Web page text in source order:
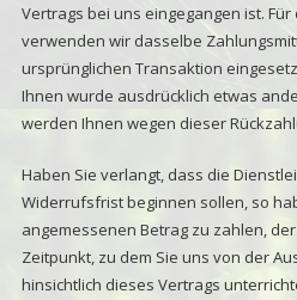
Vertrags bei uns eingegangen ist.
verwenden wir dasselbe
ursprünglichen Transaktion
Ihnen wurde ausdrücklich etwas
werden Ihnen wegen dieser
Haben Sie verlangt, dass die
Widerrufsfrist beginnen sollen, so
angemessenen Betrag zu zahlen,
Zeitpunkt, zu dem Sie uns von der
hinsichtlich dieses Vertrags